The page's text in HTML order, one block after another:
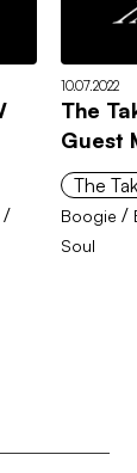
/
10.07.2022
The
Guest
The
Boogie /
Soul